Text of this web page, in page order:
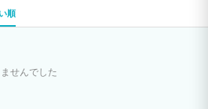
順
せんでした